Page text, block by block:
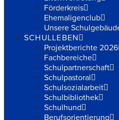
Förderkreis
Ehemaligenclub
Unsere
SCHULLEBEN
Projektberichte 2026
Fachbereiche
Schulpartnerschaft
Schulpastoral
Schulsozialarbeit
Schulbibliothek
Schulhund
Berufsorientierung